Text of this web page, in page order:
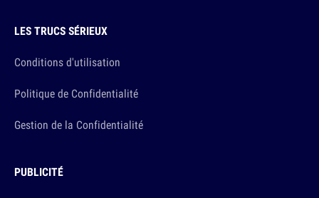
LES TRUCS SÉRIEUX
Conditions d'utilisation
Politique de Confidentialité
Gestion de la Confidentialité
PUBLICITÉ